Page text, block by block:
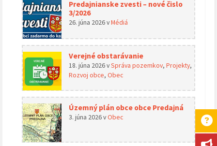
Predajnianske zvesti – nové čislo
3/2026
26. júna 2026vMédiá
Verejné obstarávanie
18. júna 2026vSpráva pozemkov, Projekty,
Rozvoj obce, Obec
Územný plán obce obce Predajná
3. júna 2026vObec